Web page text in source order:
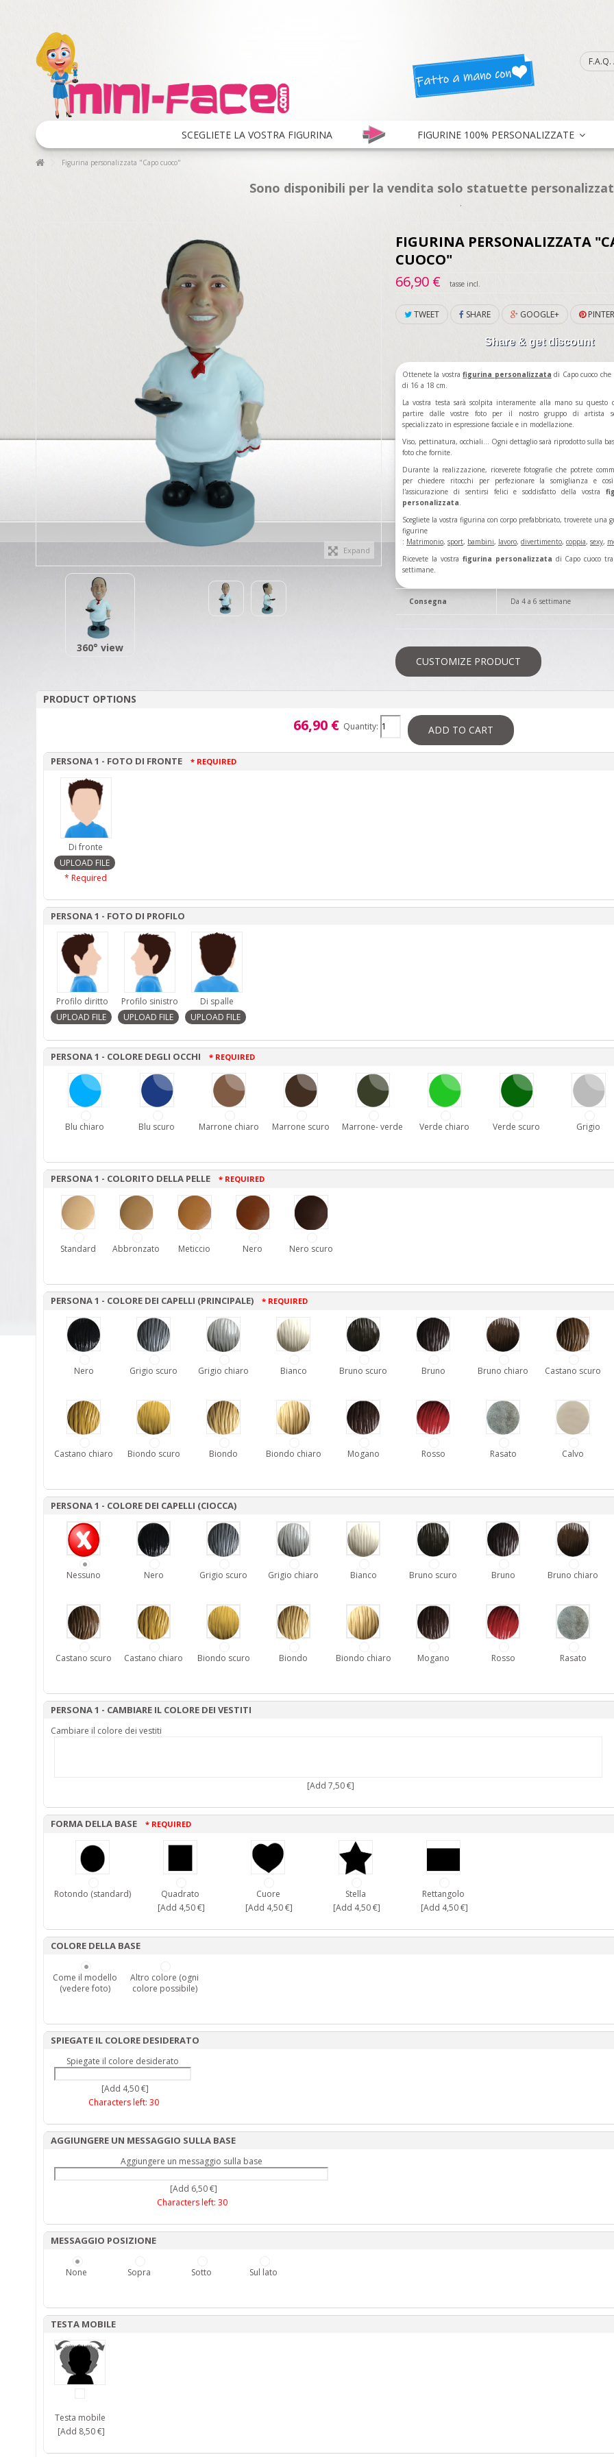
SCEGLIETE LA VOSTRA FIGURINA FIGURINE 100% PERSONALIZZATE
Figurina personalizzata "Capo cuoco"
Sono disponibili per la vendita solo statuette
.
Expand
360° view
FIGURINA PERSONALIZZATA
CUOCO"
66,90 €
tasse incl.
TWEET SHARE GOOGLE+
Share & get discount
Ottenete la vostrafigurina personalizzata di Capo cuoco che
di 16 a 18 cm.
La vostra testa sarà scolpita interamente alla mano su questo
partire dalle vostre foto per il nostro gruppo di artista
specializzato in espressione facciale e in modellazione.
Viso, pettinatura, occhiali... Ogni dettaglio sarà riprodotto sulla
foto che fornite.
Durante la realizzazione, riceverete fotografie che potrete
per chiedere ritocchi per perfezionare la somiglianza e
l'assicurazione di sentirsi felici e soddisfatto della vostra
personalizzata.
Scegliete la vostra figurina con corpo prefabbricato, troverete una
figurine
: Matrimonio, sport, bambini, lavoro, divertimento, coppia, sexy,
Ricevete la vostra figurina personalizzata di Capo cuoco
settimane.
Consegna Da 4 a 6 settimane
CUSTOMIZE PRODUCT
PRODUCT OPTIONS
66,90 € Quantity: ADD TO CART
PERSONA 1 - FOTO DI FRONTE * REQUIRED
Di fronte
* Required
PERSONA 1 - FOTO DI PROFILO
Profilo diritto Profilo sinistro Di spalle
PERSONA 1 - COLORE DEGLI OCCHI * REQUIRED
Blu chiaro Blu scuro Marrone chiaro Marrone scuro Marrone- verde Verde chiaro Verde scuro Grigio
PERSONA 1 - COLORITO DELLA PELLE * REQUIRED
Standard Abbronzato Meticcio Nero Nero scuro
PERSONA 1 - COLORE DEI CAPELLI (PRINCIPALE) * REQUIRED
Nero Grigio scuro Grigio chiaro Bianco Bruno scuro Bruno Bruno chiaro Castano scuro
Castano chiaro Biondo scuro Biondo Biondo chiaro Mogano Rosso Rasato Calvo
PERSONA 1 - COLORE DEI CAPELLI (CIOCCA)
Nessuno Nero Grigio scuro Grigio chiaro Bianco Bruno scuro Bruno Bruno chiaro
Castano scuro Castano chiaro Biondo scuro Biondo Biondo chiaro Mogano Rosso Rasato
PERSONA 1 - CAMBIARE IL COLORE DEI VESTITI
Cambiare il colore dei vestiti
[Add 7,50 €]
FORMA DELLA BASE * REQUIRED
Rotondo (standard)
Quadrato
[Add 4,50 €]
Cuore
[Add 4,50 €]
Stella
[Add 4,50 €]
Rettangolo
[Add 4,50 €]
COLORE DELLA BASE
Come il modello
(vedere foto)
Altro colore (ogni
colore possibile)
SPIEGATE IL COLORE DESIDERATO
Spiegate il colore desiderato
[Add 4,50 €]
Characters left: 30
AGGIUNGERE UN MESSAGGIO SULLA BASE
Aggiungere un messaggio sulla base
[Add 6,50 €]
Characters left: 30
MESSAGGIO POSIZIONE
None Sopra Sotto Sul lato
TESTA MOBILE
Testa mobile
[Add 8,50 €]